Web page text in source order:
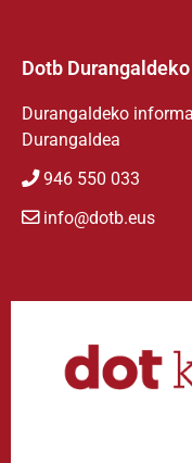
Dotb
Durangaldeko
Durangaldea
946 550 033
info@dotb.eus